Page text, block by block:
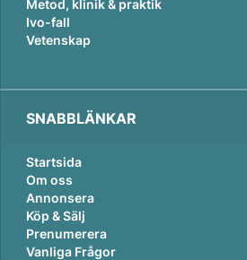
Metod, klinik & praktik
Ivo-fall
Vetenskap
SNABBLÄNKAR
Startsida
Om oss
Annonsera
Köp & Sälj
Prenumerera
Vanliga Frågor